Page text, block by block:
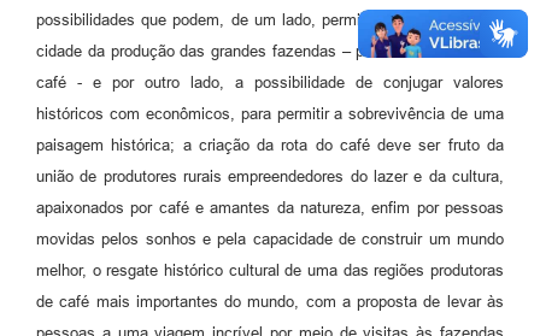
possibilidades que podem, de um lado, permitir uma integração a
cidade da produção das grandes fazendas – percurso histórico do
café - e por outro lado, a possibilidade de conjugar valores
históricos com econômicos, para permitir a sobrevivência de uma
paisagem histórica; a criação da rota do café deve ser fruto da
união de produtores rurais empreendedores do lazer e da cultura,
apaixonados por café e amantes da natureza, enfim por pessoas
movidas pelos sonhos e pela capacidade de construir um mundo
melhor, o resgate histórico cultural de uma das regiões produtoras
de café mais importantes do mundo, com a proposta de levar às